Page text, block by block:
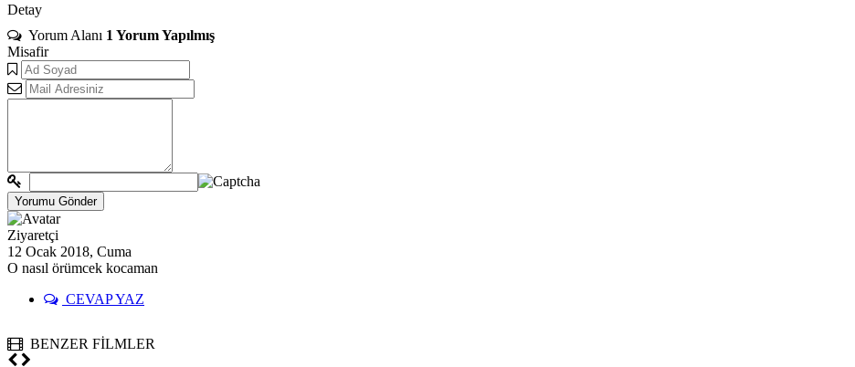
Detay
Yorum Alanı 1 Yorum Yapılmış
Misafir
Ziyaretçi
12 Ocak 2018, Cuma
O nasıl örümcek kocaman
CEVAP YAZ
BENZER FİLMLER